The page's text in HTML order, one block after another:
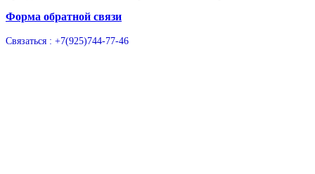
Форма обратной связи
Связаться : +7(925)744-77-46